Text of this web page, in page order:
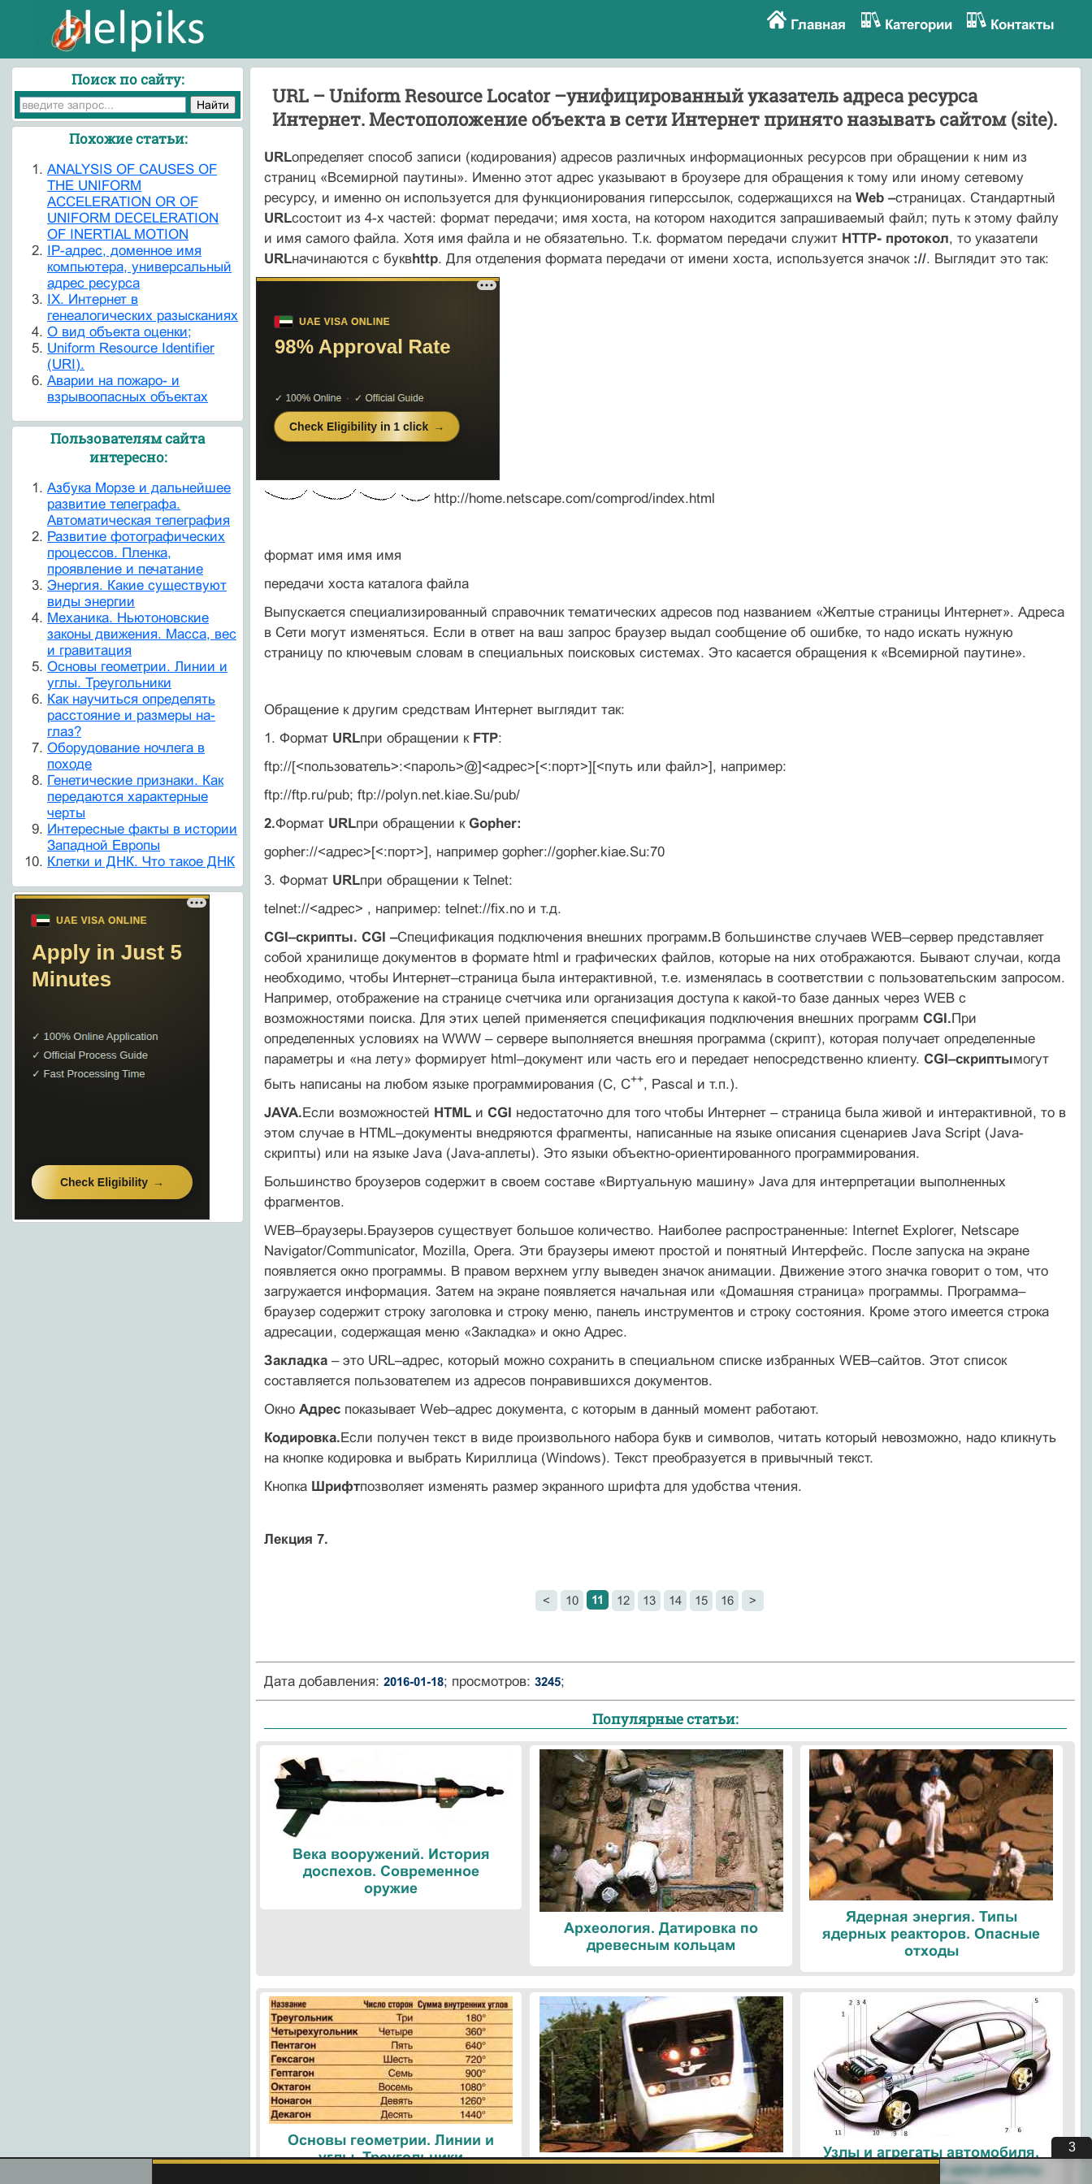
Главная Категории Контакты
URL – Uniform Resource Locator –унифицированный указатель адреса ресурса
Интернет. Местоположение объекта в сети Интернет принято называть сайтом (site).
URLопределяет способ записи (кодирования) адресов различных информационных ресурсов при обращении к ним из
страниц «Всемирной паутины». Именно этот адрес указывают в броузере для обращения к тому или иному сетевому
ресурсу, и именно он используется для функционирования гиперссылок, содержащихся на Web –страницах. Стандартный
URLсостоит из 4-х частей: формат передачи; имя хоста, на котором находится запрашиваемый файл; путь к этому файлу
и имя самого файла. Хотя имя файла и не обязательно. Т.к. форматом передачи служит HTTP- протокол, то указатели
URLначинаются с буквhttp. Для отделения формата передачи от имени хоста, используется значок ://. Выглядит это так:
http://home.netscape.com/comprod/index.html
формат имя имя имя
передачи хоста каталога файла
Выпускается специализированный справочник тематических адресов под названием «Желтые страницы Интернет». Адреса
в Сети могут изменяться. Если в ответ на ваш запрос браузер выдал сообщение об ошибке, то надо искать нужную
страницу по ключевым словам в специальных поисковых системах. Это касается обращения к «Всемирной паутине».
Обращение к другим средствам Интернет выглядит так:
1. Формат URLпри обращении к FTP:
ftp://[<пользователь>:<пароль>@]<адрес>[<:порт>][<путь или файл>], например:
ftp://ftp.ru/pub; ftp://polyn.net.kiae.Su/pub/
2.Формат URLпри обращении к Gopher:
gopher://<адрес>[<:порт>], например gopher://gopher.kiae.Su:70
3. Формат URLпри обращении к Telnet:
telnet://<адрес> , например: telnet://fix.no и т.д.
CGI–скрипты. CGI –Спецификация подключения внешних программ.В большинстве случаев WEB–сервер представляет
собой хранилище документов в формате html и графических файлов, которые на них отображаются. Бывают случаи, когда
необходимо, чтобы Интернет–страница была интерактивной, т.е. изменялась в соответствии с пользовательским запросом.
Например, отображение на странице счетчика или организация доступа к какой-то базе данных через WEB с
возможностями поиска. Для этих целей применяется спецификация подключения внешних программ CGI.При
определенных условиях на WWW – сервере выполняется внешняя программа (скрипт), которая получает определенные
параметры и «на лету» формирует html–документ или часть его и передает непосредственно клиенту. CGI–скриптымогут
быть написаны на любом языке программирования (С, С++, Pascal и т.п.).
JAVA.Если возможностей HTMLи CGI недостаточно для того чтобы Интернет – страница была живой и интерактивной, то в
этом случае в HTML–документы внедряются фрагменты, написанные на языке описания сценариев Java Script (Java-
скрипты) или на языке Java (Java-аплеты). Это языки объектно-ориентированного программирования.
Большинство броузеров содержит в своем составе «Виртуальную машину» Java для интерпретации выполненных
фрагментов.
WEB–браузеры.Браузеров существует большое количество. Наиболее распространенные: Internet Explorer, Netscape
Navigator/Communicator, Mozilla, Opera. Эти браузеры имеют простой и понятный Интерфейс. После запуска на экране
появляется окно программы. В правом верхнем углу выведен значок анимации. Движение этого значка говорит о том, что
загружается информация. Затем на экране появляется начальная или «Домашняя страница» программы. Программа–
браузер содержит строку заголовка и строку меню, панель инструментов и строку состояния. Кроме этого имеется строка
адресации, содержащая меню «Закладка» и окно Адрес.
Закладка– это URL–адрес, который можно сохранить в специальном списке избранных WEB–сайтов. Этот список
составляется пользователем из адресов понравившихся документов.
Окно Адреспоказывает Web–адрес документа, с которым в данный момент работают.
Кодировка.Если получен текст в виде произвольного набора букв и символов, читать который невозможно, надо кликнуть
на кнопке кодировка и выбрать Кириллица (Windows). Текст преобразуется в привычный текст.
Кнопка Шрифтпозволяет изменять размер экранного шрифта для удобства чтения.
Лекция 7.
< 10 11 12 13 14 15 16 >
Дата добавления: 2016-01-18; просмотров: 3245;
Популярные статьи:
Века вооружений. История
доспехов. Современное
оружие
Археология. Датировка по
древесным кольцам
Ядерная энергия. Типы
ядерных реакторов. Опасные
отходы
Основы геометрии. Линии и
углы. Треугольники
Поезда. Современные
Узлы и агрегаты автомобиля.
Четырехтактный цикл работы
Поиск по сайту:
Похожие статьи:
ANALYSIS OF CAUSES OF
THE UNIFORM
ACCELERATION OR OF
UNIFORM DECELERATION
OF INERTIAL MOTION
IP-адрес, доменное имя
компьютера, универсальный
адрес ресурса
IX. Интернет в
генеалогических разысканиях
O вид объекта оценки;
Uniform Resource Identifier
(URI).
Аварии на пожаро- и
взрывоопасных объектах
Пользователям сайта
интересно:
Азбука Морзе и дальнейшее
развитие телеграфа.
Автоматическая телеграфия
Развитие фотографических
процессов. Пленка,
проявление и печатание
Энергия. Какие существуют
виды энергии
Механика. Ньютоновские
законы движения. Масса, вес
и гравитация
Основы геометрии. Линии и
углы. Треугольники
Как научиться определять
расстояние и размеры на-
глаз?
Оборудование ночлега в
походе
Генетические признаки. Как
передаются характерные
черты
Интересные факты в истории
Западной Европы
Клетки и ДНК. Что такое ДНК
3